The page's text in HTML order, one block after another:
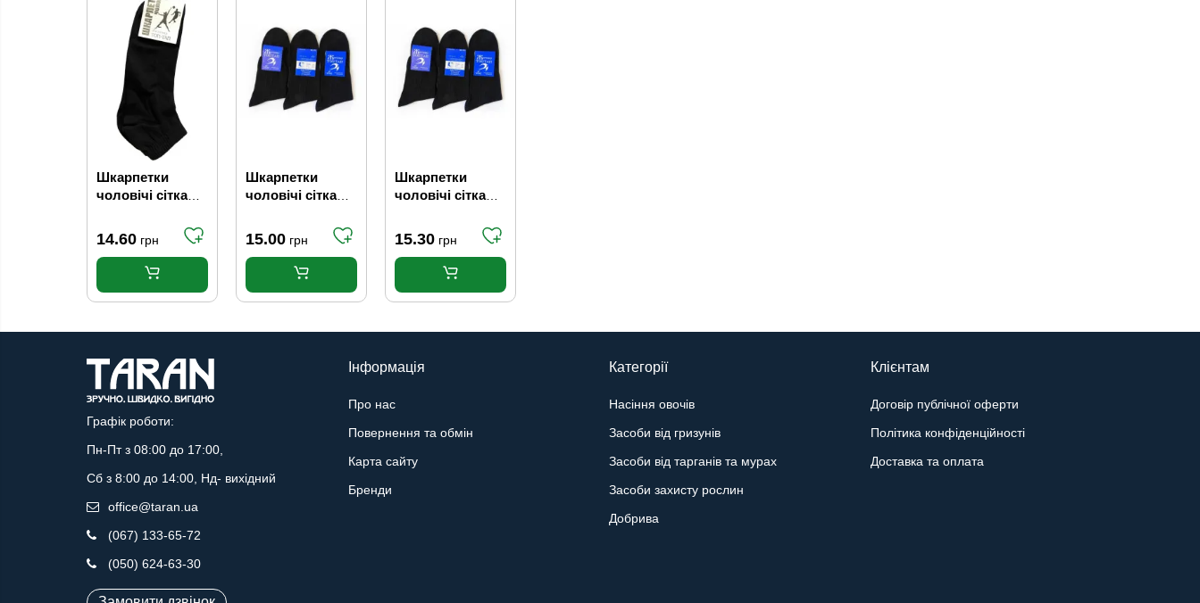
Шкарпетки
чоловічі сітка
27 р. (39-42)
14.60 грн
Шкарпетки
чоловічі сітка
40)
15.00 грн
Шкарпетки
чоловічі сітка
46)
15.30 грн
Графік роботи:
Пн-Пт з 08:00 до 17:00,
Сб з 8:00 до 14:00, Нд- вихідний
office@taran.ua
(067) 133-65-72
(050) 624-63-30
Інформація
Про нас
Повернення та обмін
Карта сайту
Бренди
Категорії
Насіння овочів
Засоби від гризунів
Засоби від тарганів та мурах
Засоби захисту рослин
Добрива
Клієнтам
Договір публічної оферти
Політика конфіденційності
Доставка та оплата